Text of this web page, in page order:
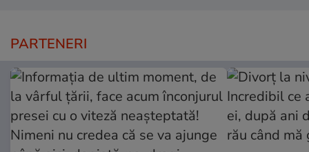
PARTENERI